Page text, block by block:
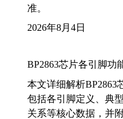
准。
2026年8月4日
BP2863芯片各引脚功
本文详细解析BP2863
包括各引脚定义、典
关系等核心数据，并